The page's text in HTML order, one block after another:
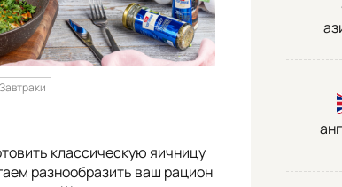
Завтраки
классическую яичницу
разнообразить ваш рацион